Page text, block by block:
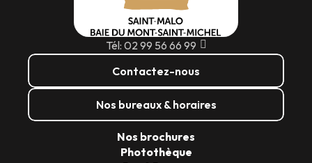
Tél: 02 99 56 66 99
Contactez-nous
Nos bureaux & horaires
Nos brochures
Photothèque